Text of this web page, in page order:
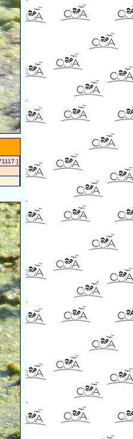
]